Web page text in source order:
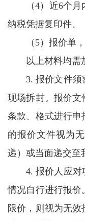
（4）近6个
纳税凭据复印件、
（5）报价单，
以上材料均需
3. 报价文件须
现场拆封。报价文
条款、格式进行申
的报价文件视为
递）或当面递交至
4. 报价人应
情况自行进行报价
限价，则视为无